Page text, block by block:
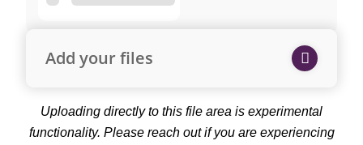
Add your files
Uploading directly to this file area is experimental
functionality. Please reach out if you are experiencing